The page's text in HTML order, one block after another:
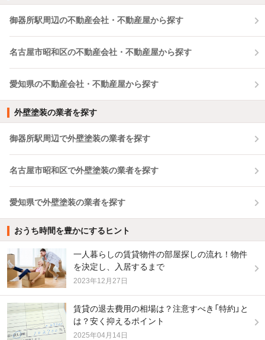
御器所駅周辺の不動産会社・不動産屋から探す
名古屋市昭和区の不動産会社・不動産屋から探す
愛知県の不動産会社・不動産屋から探す
外壁塗装の業者を探す
御器所駅周辺で外壁塗装の業者を探す
名古屋市昭和区で外壁塗装の業者を探す
愛知県で外壁塗装の業者を探す
おうち時間を豊かにするヒント
一人暮らしの賃貸物件の部屋探しの流れ！物件
を決定し、入居するまで
2023年12月27日
賃貸の退去費用の相場は？注意すべき「特約」と
は？安く抑えるポイント
2025年04月14日